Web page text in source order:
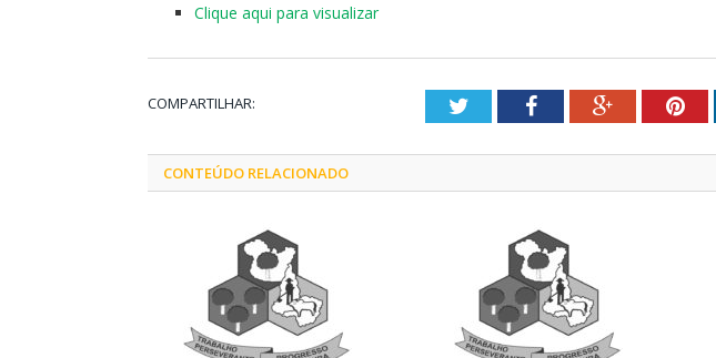
Clique aqui para visualizar
COMPARTILHAR: TwitterFacebookGoogle+
CONTEÚDO RELACIONADO